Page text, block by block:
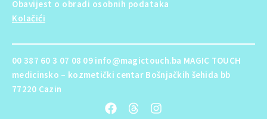
Obavijest o obradi osobnih podataka
Kolačići
00 387 60 3 07 08 09 info@magictouch.ba MAGIC TOUCH
medicinsko – kozmetički centar Bošnjačkih šehida bb
77220 Cazin
F T I